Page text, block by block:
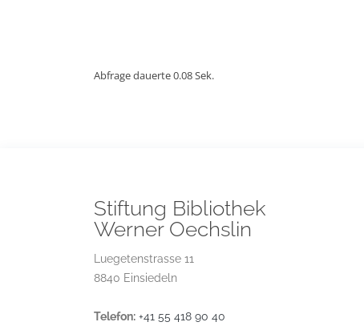
Abfrage dauerte 0.08 Sek.
Stiftung Bibliothek
Werner Oechslin
Luegetenstrasse 11
8840 Einsiedeln
Telefon: +41 55 418 90 40